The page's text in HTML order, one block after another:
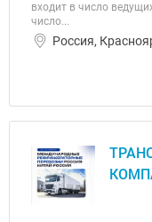
входит в число
число...
Россия,